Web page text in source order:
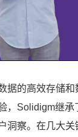
据的高效存储
，Solidigm继
洞察。在几大